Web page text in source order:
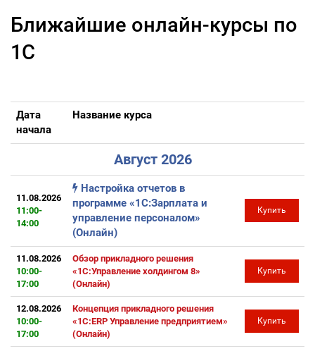
Ближайшие онлайн-курсы по
1С
Дата
начала
Название курса
Август 2026
11.08.2026
11:00-
14:00
Настройка отчетов в
программе «1С:Зарплата и
управление персоналом»
(Онлайн)
Купить
11.08.2026
10:00-
17:00
Обзор прикладного решения
«1С:Управление холдингом 8»
(Онлайн)
Купить
12.08.2026
10:00-
17:00
Концепция прикладного решения
«1С:ERP Управление предприятием»
(Онлайн)
Купить